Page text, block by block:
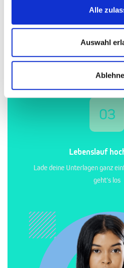
Alle
Auswahl
02
03
Lebenslauf
Lade deine Unterlagen ganz
geht's los